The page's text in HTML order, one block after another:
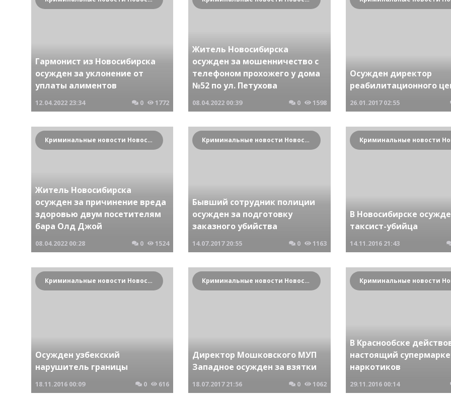
Гармонист из Новосибирска
осужден за уклонение от
уплаты алиментов
12.04.2022 23:34 0 1772
Житель Новосибирска
осужден за мошенничество с
телефоном прохожего у дома
№52 по ул. Петухова
08.04.2022 00:39 0 1598
Осужден директор
реабилитационного
26.01.2017 02:55
Криминальные новости Новосибирска и Сибирского региона
Житель Новосибирска
осужден за причинение вреда
здоровью двум посетителям
бара Олд Джой
08.04.2022 00:28 0 1524
Криминальные новости Новосибирска и Сибирского региона
Бывший сотрудник полиции
осужден за подготовку
заказного убийства
14.07.201720:55 0 1163
В Новосибирске
таксист-убийца
14.11.2016 21:43
Криминальные новости Новосибирска и Сибирского региона
Осужден узбекский
нарушитель границы
18.11.2016 00:09 0 616
Криминальные новости Новосибирска и Сибирского региона
Директор Мошковского МУП
Западное осужден за взятки
18.07.201721:56 0 1062
В Краснообске
настоящий
наркотиков
29.11.2016 00:14